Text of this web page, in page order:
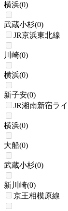
横浜(0)
武蔵小杉(0)
JR京浜東北線
川崎(0)
横浜(0)
新子安(0)
JR湘南新宿ラ
横浜(0)
大船(0)
武蔵小杉(0)
新川崎(0)
京王相模原線